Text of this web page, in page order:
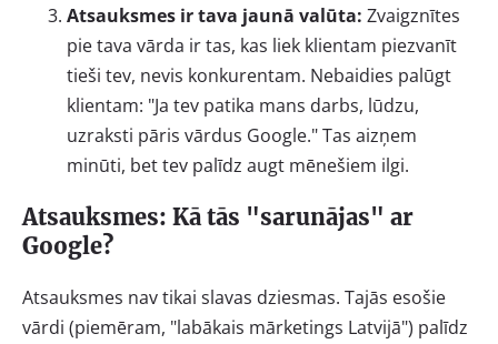
Atsauksmes ir tava jaunā valūta: Zvaigznītes
pie tava vārda ir tas, kas liek klientam piezvanīt
tieši tev, nevis konkurentam. Nebaidies palūgt
klientam: "Ja tev patika mans darbs, lūdzu,
uzraksti pāris vārdus Google." Tas aizņem
minūti, bet tev palīdz augt mēnešiem ilgi.
Atsauksmes: Kā tās "sarunājas" ar
Google?
Atsauksmes nav tikai slavas dziesmas. Tajās esošie
vārdi (piemēram, "labākais mārketings Latvijā") palīdz